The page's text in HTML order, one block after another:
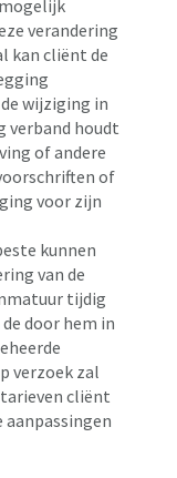
verandering
kan cliënt de
wijziging in
verband houdt
of andere
of
voor zijn
kunnen
van de
tijdig
door hem in
verzoek zal
cliënt
aanpassingen